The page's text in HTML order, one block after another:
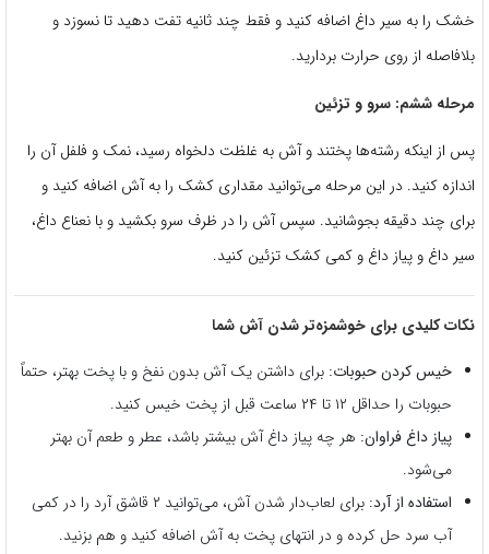
خشک را به سیر داغ اضافه کنید و فقط چند ثانیه تفت دهید تا نسوزد و
بلافاصله از روی حرارت بردارید.
مرحله ششم: سرو و تزئین
پس از اینکه رشته‌ها پختند و آش به غلظت دلخواه رسید، نمک و فلفل آن را
اندازه کنید. در این مرحله می‌توانید مقداری کشک را به آش اضافه کنید و
برای چند دقیقه بجوشانید. سپس آش را در ظرف سرو بکشید و با نعناع داغ،
سیر داغ و پیاز داغ و کمی کشک تزئین کنید.
نکات کلیدی برای خوشمزه‌تر شدن آش شما
خیس کردن حبوبات: برای داشتن یک آش بدون نفخ و با پخت بهتر، حتماً
حبوبات را حداقل ۱۲ تا ۲۴ ساعت قبل از پخت خیس کنید.
پیاز داغ فراوان: هر چه پیاز داغ آش بیشتر باشد، عطر و طعم آن بهتر
می‌شود.
استفاده از آرد:
برای لعاب‌دار شدن آش، می‌توانید ۲ قاشق آرد را در کمی
آب سرد حل کرده و در انتهای پخت به آش اضافه کنید و هم بزنید.